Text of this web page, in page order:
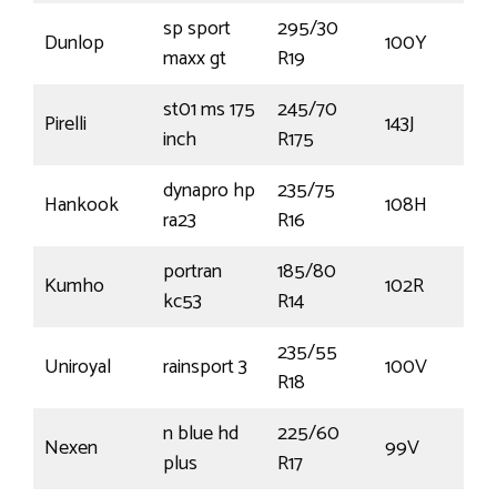
Dunlop
sp sport
maxx gt
295/30
R19
100Y
Pirelli
st01 ms 175
inch
245/70
R175
143J
Hankook
dynapro hp
ra23
235/75
R16
108H
Kumho
portran
kc53
185/80
R14
102R
Uniroyal rainsport 3
235/55
R18
100V
Nexen
n blue hd
plus
225/60
R17
99V